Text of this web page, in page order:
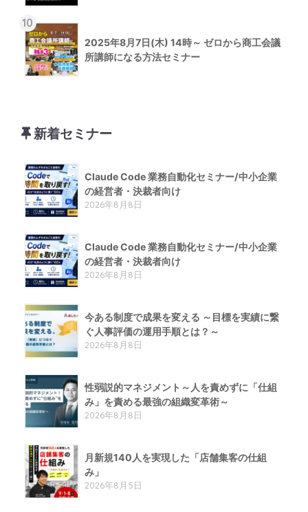
10
2025年8月7日(木) 14時～ ゼロから商工会議
所講師になる方法セミナー
新着セミナー
Claude Code 業務自動化セミナー/中小企業
の経営者・決裁者向け
2026年8月8日
Claude Code 業務自動化セミナー/中小企業
の経営者・決裁者向け
2026年8月8日
今ある制度で成果を変える ～目標を実績に繋
ぐ人事評価の運用手順とは？～
2026年8月8日
性弱説的​マネジメント​～人を責めずに「仕組
み」を責める​最強の組織変革術​～
2026年8月8日
月新規140人を実現した「店舗集客の仕組
み」
2026年8月5日